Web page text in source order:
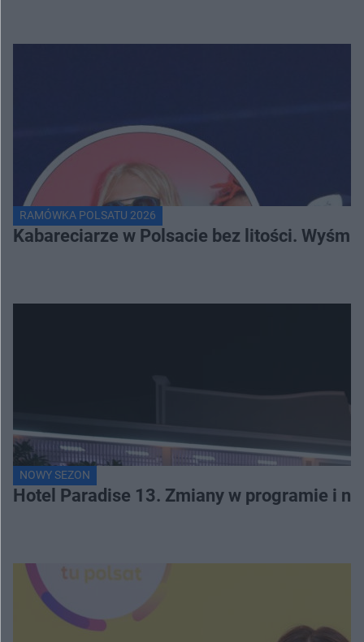
RAMÓWKA POLSATU 2026
Kabareciarze w Polsacie bez litości.
NOWY SEZON
Hotel Paradise 13. Zmiany w programie i